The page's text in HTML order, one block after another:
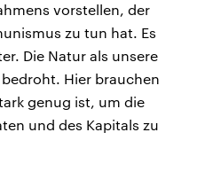
vorstellen, der
zu tun hat. Es
Die Natur als unsere
Hier brauchen
genug ist, um die
und des Kapitals zu